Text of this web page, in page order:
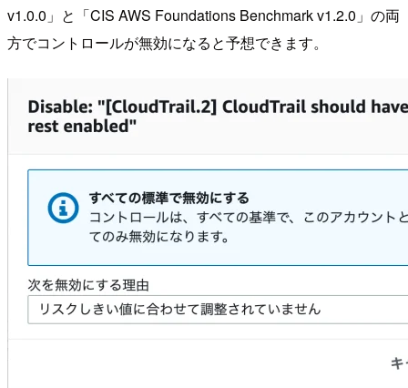
v1.0.0」と「CIS AWS Foundations Benchmark v1.2.0」の両
方でコントロールが無効になると予想できます。